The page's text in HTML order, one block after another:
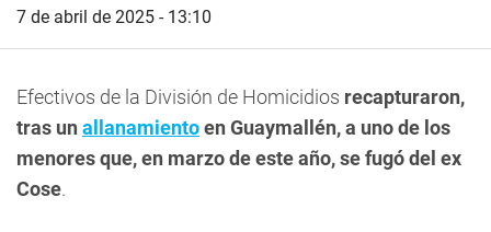
7 de abril de 2025 - 13:10
Efectivos de la División de Homicidios recapturaron,
tras un allanamientoen Guaymallén, a uno de los
menores que, en marzo de este año, se fugó del ex
Cose.